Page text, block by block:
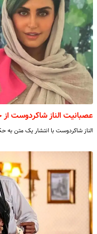
عصبانیت الناز شاکردوست از
الناز شاکردوست با انتشار یک متن به